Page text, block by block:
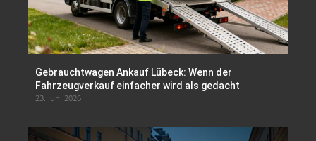
Gebrauchtwagen Ankauf Lübeck: Wenn der
Fahrzeugverkauf einfacher wird als gedacht
23. Juni 2026